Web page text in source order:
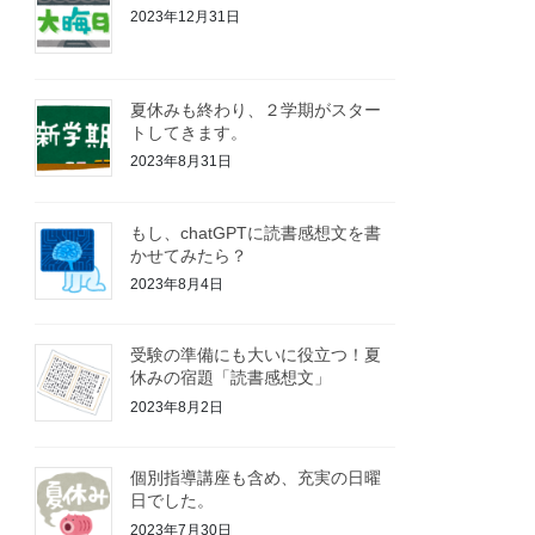
2023年12月31日
夏休みも終わり、２学期がスター
トしてきます。
2023年8月31日
もし、chatGPTに読書感想文を書
かせてみたら？
2023年8月4日
受験の準備にも大いに役立つ！夏
休みの宿題「読書感想文」
2023年8月2日
個別指導講座も含め、充実の日曜
日でした。
2023年7月30日